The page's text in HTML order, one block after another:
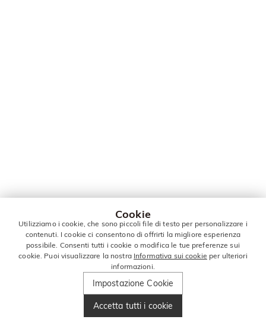
Cookie
Utilizziamo i cookie, che sono piccoli file di testo per personalizzare i
contenuti. I cookie ci consentono di offrirti la migliore esperienza
possibile. Consenti tutti i cookie o modifica le tue preferenze sui
cookie. Puoi visualizzare la nostra Informativa sui cookie per ulteriori
informazioni.
Impostazione Cookie
Accetta tutti i cookie